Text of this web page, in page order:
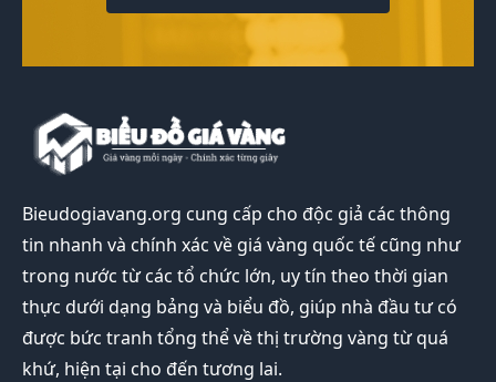
Bieudogiavang.org cung cấp cho độc giả các thông
tin nhanh và chính xác về giá vàng quốc tế cũng như
trong nước từ các tổ chức lớn, uy tín theo thời gian
thực dưới dạng bảng và biểu đồ, giúp nhà đầu tư có
được bức tranh tổng thể về thị trường vàng từ quá
khứ, hiện tại cho đến tương lai.